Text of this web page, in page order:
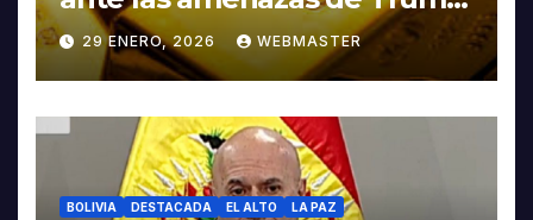
contra Irán
29 ENERO, 2026 WEBMASTER
BOLIVIA DESTACADA EL ALTO LA PAZ